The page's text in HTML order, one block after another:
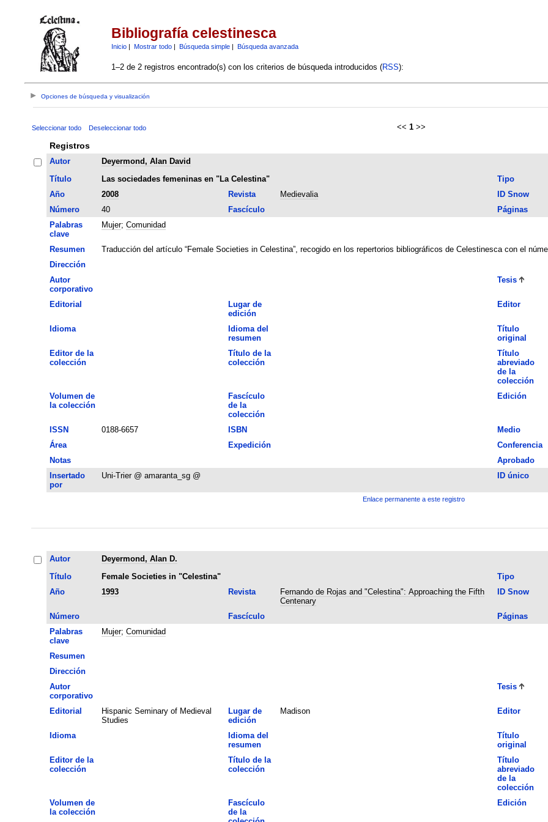
Bibliografía celestinesca
Inicio| Mostrar todo| Búsqueda simple| Búsqueda avanzada
1–2 de 2 registros encontrado(s) con los criterios de búsqueda introducidos (RSS):
Opciones de búsqueda y visualización
Seleccionar todo Deseleccionar todo << 1 >>
Registros
Autor
Deyermond, Alan David
Título
Las sociedades femeninas en "La Celestina" Tipo
Año
2008 Revista Medievalia ID Snow
Número
40 Fascículo Páginas
Palabras
clave
Mujer; Comunidad
Resumen
Traducción del artículo “Female Societies in Celestina”, recogido en los repertorios bibliográficos de Celestinesca con el
Dirección
Autor
corporativo
Tesis
Editorial
Lugar de
edición
Editor
Idioma
Idioma del
resumen
Título
original
Editor de la
colección
Título de la
colección
Título
abreviado
de la
colección
Volumen de
la colección
Fascículo
de la
colección
Edición
ISSN 0188-6657 ISBN
Medio
Área
Expedición
Conferencia
Notas
Aprobado
Insertado
por
Uni-Trier @ amaranta_sg @ ID único
Enlace permanente a este registro
Autor
Deyermond, Alan D.
Título
Female Societies in "Celestina" Tipo
Año
1993 Revista
Fernando de Rojas and "Celestina": Approaching the Fifth
Centenary
ID Snow
Número Fascículo Páginas
Palabras
clave
Mujer; Comunidad
Resumen
Dirección
Autor
corporativo
Tesis
Editorial
Hispanic Seminary of Medieval
Studies
Lugar de
edición
Madison Editor
Idioma
Idioma del
resumen
Título
original
Editor de la
colección
Título de la
colección
Título
abreviado
de la
colección
Volumen de
la colección
Fascículo
de la
Edición